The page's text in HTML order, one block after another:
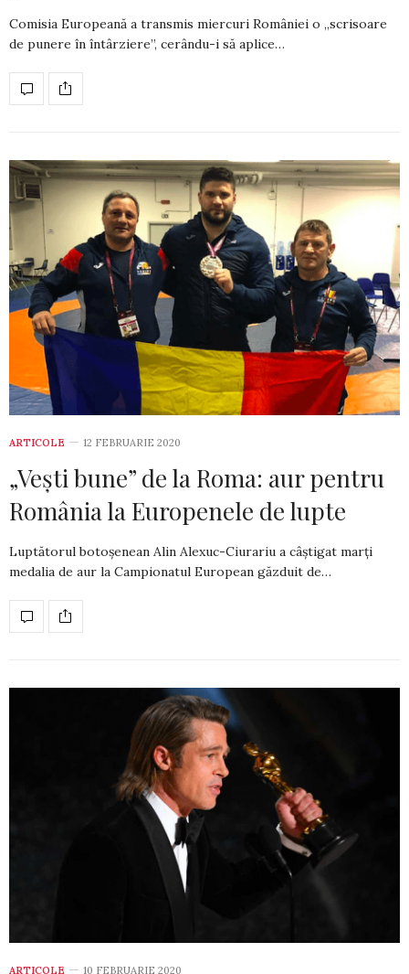
Comisia Europeană a transmis miercuri României o „scrisoare
de punere în întârziere”, cerându-i să aplice…
ARTICOLE 12 FEBRUARIE 2020
„Vești bune” de la Roma: aur pentru
România la Europenele de lupte
Luptătorul botoșenean Alin Alexuc-Ciurariu a câștigat marți
medalia de aur la Campionatul European găzduit de…
ARTICOLE 10 FEBRUARIE 2020